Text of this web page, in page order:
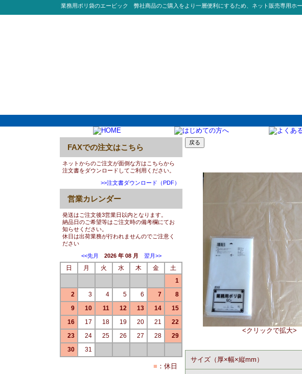
業務用ポリ袋のエービック 弊社商品のご購入をより一層便利にするため、ネット販売専用ホ
FAXでの注文はこちら
ネットからのご注文が面倒な方はこちらから
注文書をダウンロードしてご利用ください。
>>注文書ダウンロード（PDF）
営業カレンダー
発送はご注文後3営業日以内となります。
納品日のご希望等はご注文時の備考欄にてお
知らせください。
休日は出荷業務が行われませんのでご注意く
ださい
<<先月
2026 年 08 月 翌月>>
日 月 火 水 木 金
土
1
2
3 4 5 6 7
8
9
10 11 12 13 14
15
16
17 18 19 20 21
22
23
24 25 26 27 28
29
30
31
■ ：休日
<クリックで拡大>
サイズ（厚×幅×縦mm）